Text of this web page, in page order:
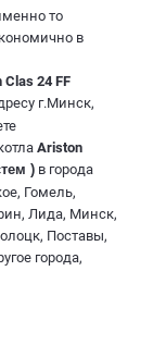
то
в
24 FF
г.Минск,
Ariston
) в города
Гомель,
Лида, Минск,
Поставы,
города,